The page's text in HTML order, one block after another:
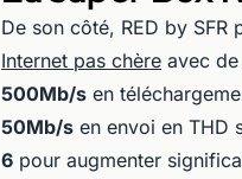
De son côté, RED by SFR
Internet pas chère avec
500Mb/s en
50Mb/s en envoi en THD
6 pour augmenter